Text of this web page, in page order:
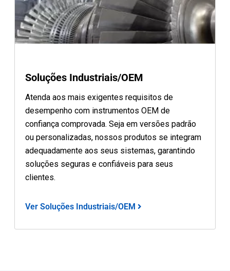
Soluções Industriais/OEM
Atenda aos mais exigentes requisitos de
desempenho com instrumentos OEM de
confiança comprovada. Seja em versões padrão
ou personalizadas, nossos produtos se integram
adequadamente aos seus sistemas, garantindo
soluções seguras e confiáveis para seus
clientes.
Ver Soluções Industriais/OEM